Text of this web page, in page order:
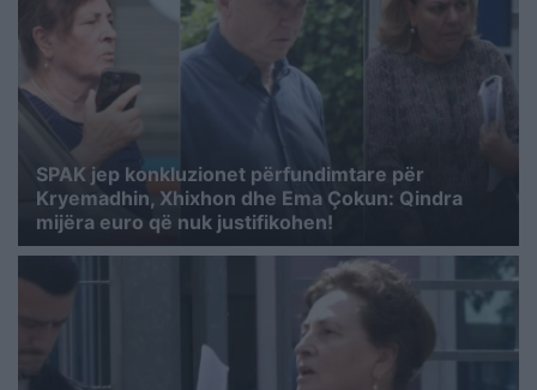
SPAK jep konkluzionet përfundimtare për
Kryemadhin, Xhixhon dhe Ema Çokun: Qindra
mijëra euro që nuk justifikohen!